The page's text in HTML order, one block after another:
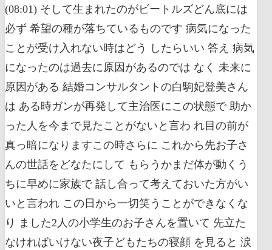
(08:01) そして生まれたのがビートルズどん底には
必ず 希望の種が落ちているものです 病気になった
ことが受け入れない時はどう したらいい 答え 病気
になったのは過去に原因があるのでは なく 未来に
原因がある 結婚コンサルタントの白駒妃登美さん
は ある時ガンが再発して主治医にこの状態で 助か
った人を今まで見たことがないと言わ れ目の前が
真っ暗になりますこの時さらに これから先お子さ
んの世話をどなたにして もらうかまだ体が動くう
ちに早めに家族で 話し合って考えておいた方がい
いと言われ この日から一切笑うことができなくな
り ました2人の小学生のお子さんを置いて 先立た
なければいけない夜子どもたちの寝顔 を見ると 涙